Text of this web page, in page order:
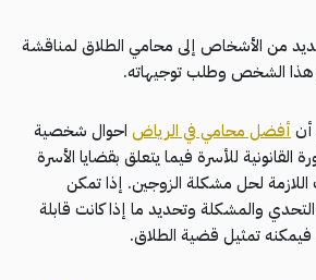
من الأشخاص إلى محامي الطلاق لمناقشة
الشخص وطلب توجيهاته.
أن أفضل محامي في الرياض احوال شخصية
القانونية للأسرة فيما يتعلق بقضايا الأسرة
لحل مشكلة الزوجين. إذا تمكن
والمشكلة وتحديد ما إذا كانت قابلة
فيمكنه تمثيل قضية الطلاق.